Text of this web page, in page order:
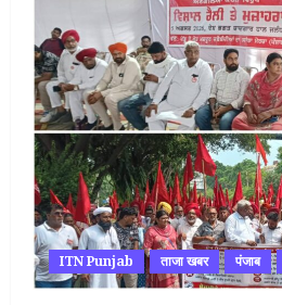
ITN Punjab ताजा खबर पंजाब